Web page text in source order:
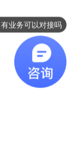
有业务可以对接吗